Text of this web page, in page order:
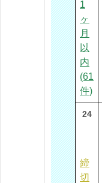
1
ヶ
月
以
内
(61
件)
24
締
切